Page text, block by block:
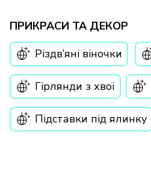
Підставки під ялинку
Гірлянди з хвої
Різдв’яні віночки
ПРИКРАСИ ТА ДЕКОР